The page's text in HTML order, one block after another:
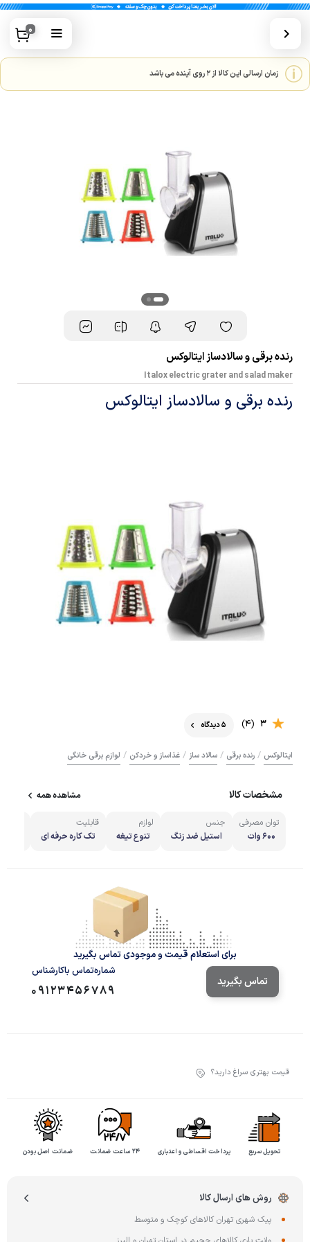
0
زمان ارسالی این کالا از 2 روی آینده می باشد
رنده برقی و سالادساز ایتالوکس
Italox electric grater and salad maker
رنده برقی و سالادساز ایتالوکس
3
(4) 5 دیدگاه
ایتالوکس / رنده برقی / سالاد ساز / غذاساز و خردکن / لوازم برقی خانگی
مشخصات کالا مشاهده همه
توان مصرفی
600 وات
جنس
استیل ضد زنگ
لوازم
تنوع تیغه
قابلیت
تک کاره حرفه ای
برای استعلام قیمت و موجودی تماس بگیرید
تماس بگیرید
شماره‌تماس‌ با‌کارشناس
09123456789
قیمت بهتری سراغ دارید؟
تحویل سریع پرداخت اقساطی و اعتباری ۲۴ ساعت ضمانت ضمانت اصل بودن
روش های ارسال کالا
پیک شهری تهران کالاهای کوچک و متوسط